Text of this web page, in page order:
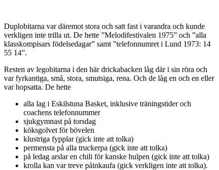
Duplobitarna var däremot stora och satt fast i varandra och kunde
verkligen inte trilla ut. De hette ”Melodifestivalen 1975” och ”alla
klasskompisars födelsedagar” samt ”telefonnumret i Lund 1973: 14
55 14”.
Resten av legobitarna i den här drickabacken låg där i sin röra och
var fyrkantiga, små, stora, smutsiga, rena. Och de låg en och en eller
var hopsatta. De hette
alla lag i Eskilstuna Basket, inklusive träningstider och
coachens telefonnummer
sjukgymnast på torsdag
köksgolvet för bövelen
klustriga fypplar (gick inte att tolka)
permensta på alla truckerpa (gick inte att tolka)
på ledag arslar en chili för kanske hulpen (gick inte att tolka)
krolla kan var treve påinkaufa (gick verkligen inte att tolka).